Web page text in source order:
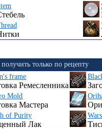
только по рецепту
frame
Ремесленника
Mold
Мастера
of Purity
Лак